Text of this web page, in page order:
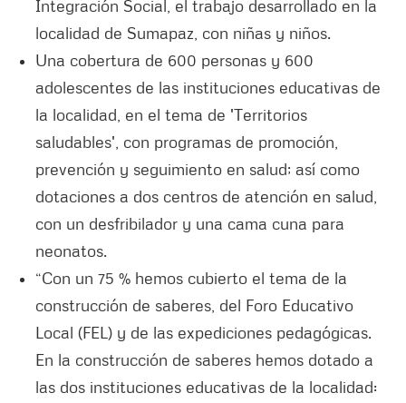
Integración Social, el trabajo desarrollado en la
localidad de Sumapaz, con niñas y niños.
Una cobertura de 600 personas y 600
adolescentes de las instituciones educativas de
la localidad, en el tema de 'Territorios
saludables', con programas de promoción,
prevención y seguimiento en salud; así como
dotaciones a dos centros de atención en salud,
con un desfribilador y una cama cuna para
neonatos.
“Con un 75 % hemos cubierto el tema de la
construcción de saberes, del Foro Educativo
Local (FEL) y de las expediciones pedagógicas.
En la construcción de saberes hemos dotado a
las dos instituciones educativas de la localidad: